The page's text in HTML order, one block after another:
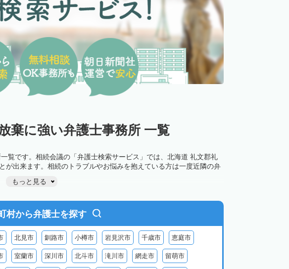
棄に強い弁護士事務所 一覧
覧です。相続会議の「弁護士検索サービス」では、北海道 礼文郡礼
が出来ます。相続のトラブルやお悩みを抱えている方は一度近隣の弁
もっと見る
村から弁護士を探す
北見市 釧路市 小樽市 岩見沢市 千歳市 恵庭市
室蘭市 深川市 北斗市 滝川市 網走市 留萌市